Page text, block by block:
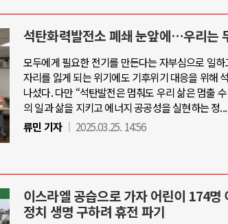
석탄화력발전소 폐쇄 눈앞에…우리는
모두에게 필요한 전기를 만든다는 자부심으로 일
자리를 잃게 되는 위기에도 기후위기 대응을 위해
나섰다. 다만 “석탄발전은 멈춰도 우리 삶은 멈출
의 일과 삶을 지키고 에너지 공공성을 실현하는 정...
류민 기자
2025.03.25. 14:56
이스라엘 공습으로 가자 어린이 174
정치 생명 구하려 휴전 파기